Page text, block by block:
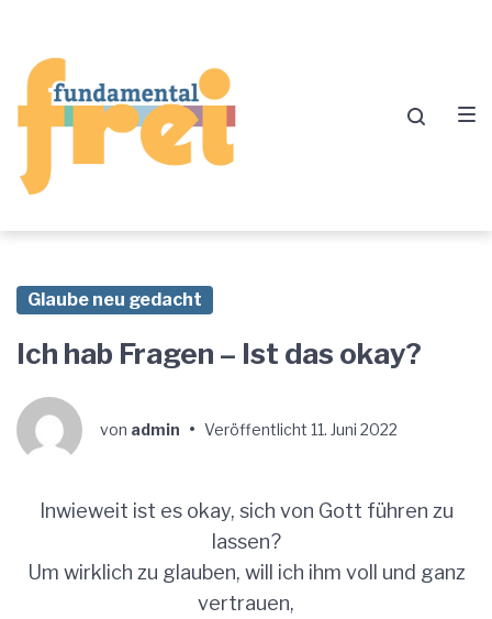
springen
springen
springen
Glaube neu gedacht
Ich hab Fragen – Ist das okay?
von admin • Veröffentlicht 11. Juni 2022
Inwieweit ist es okay, sich von Gott führen zu
lassen?
Um wirklich zu glauben, will ich ihm voll und ganz
vertrauen,